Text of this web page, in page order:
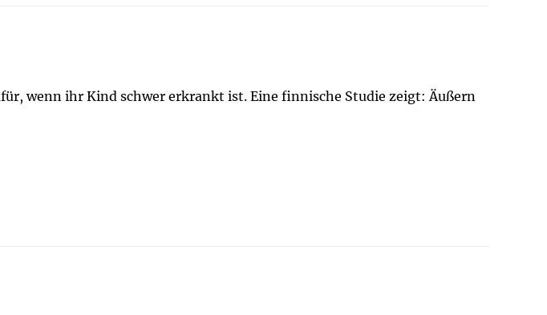
wenn ihr Kind schwer erkrankt ist. Eine finnische Studie zeigt: Äußern